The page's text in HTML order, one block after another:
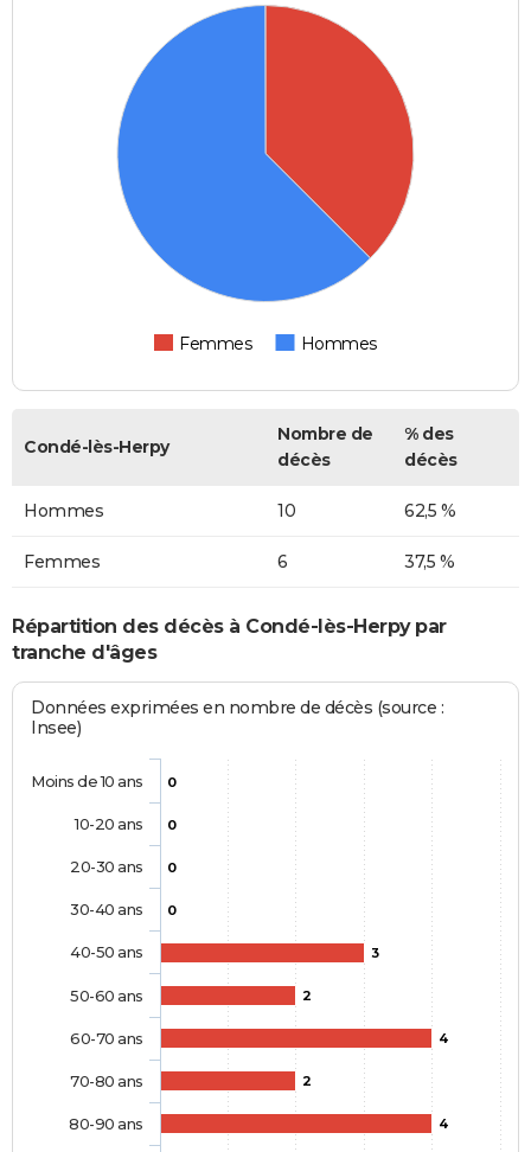
Femmes Hommes
Condé-lès-Herpy
Nombre de
décès
% des
décès
Hommes 10 62,5 %
Femmes 6 37,5 %
Répartition des décès à Condé-lès-Herpy par
tranche d'âges
Données exprimées en nombre de décès (source :
Insee)
0
0
0
0
3
2
4
2
4
Moins de 10 ans
10-20 ans
20-30 ans
30-40 ans
40-50 ans
50-60 ans
60-70 ans
70-80 ans
80-90 ans